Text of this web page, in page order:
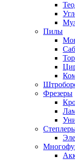
Пилы
Фрезеры